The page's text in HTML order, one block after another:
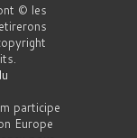
© les
participe
Europe